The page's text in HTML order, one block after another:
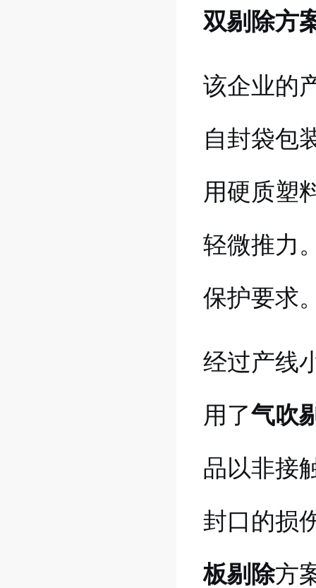
双剔除方
该企业的
自封袋包
用硬质塑
轻微推力
保护要求
经过产线
用了气吹
品以非接
封口的损
板剔除方